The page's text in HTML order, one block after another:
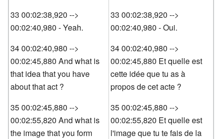
33 00:02:38,920 -->
00:02:40,980 - Yeah.
34 00:02:40,980 -->
00:02:45,880 And what is
that idea that you have
about that act ?
35 00:02:45,880 -->
00:02:55,820 And what is
the image that you form
33 00:02:38,920 -->
00:02:40,980 - Oui.
34 00:02:40,980 -->
00:02:45,880 Et quelle est
cette idée que tu as à
propos de cet acte ?
35 00:02:45,880 -->
00:02:55,820 Et quelle est
l'image que tu te fais de la